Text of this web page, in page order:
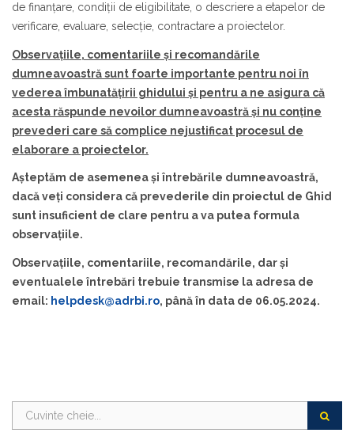
de finanţare, condiţii de eligibilitate, o descriere a etapelor de
verificare, evaluare, selecţie, contractare a proiectelor.
Observațiile, comentariile și recomandările
dumneavoastră sunt foarte importante pentru noi în
vederea îmbunatățirii ghidului și pentru a ne asigura că
acesta răspunde nevoilor dumneavoastră și nu conține
prevederi care să complice nejustificat procesul de
elaborare a proiectelor.
Așteptăm de asemenea și întrebările dumneavoastră,
dacă veți considera că prevederile din proiectul de Ghid
sunt insuficient de clare pentru a va putea formula
observațiile.
Observațiile, comentariile, recomandările, dar și
eventualele întrebări trebuie transmise la adresa de
email: helpdesk@adrbi.ro, până în data de 06.05.2024.